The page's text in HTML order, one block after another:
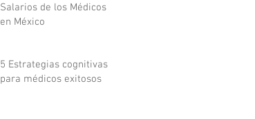
Salarios de los Médicos
en México
5 Estrategias cognitivas
para médicos exitosos